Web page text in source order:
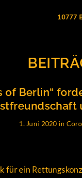
10777
of Berlin“
1. Juni 2020 in
ein